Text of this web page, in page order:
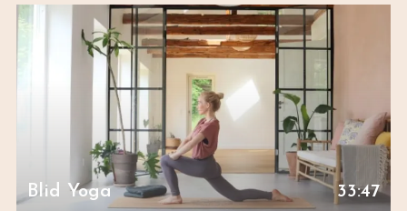
Blid Yoga 33:47